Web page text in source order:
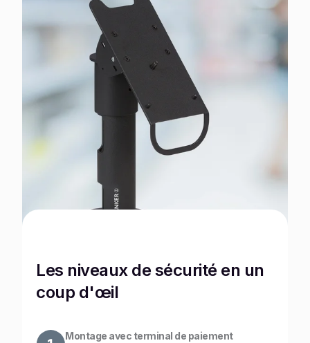
Les niveaux de sécurité en un
coup d'œil
Montage avec terminal de paiement